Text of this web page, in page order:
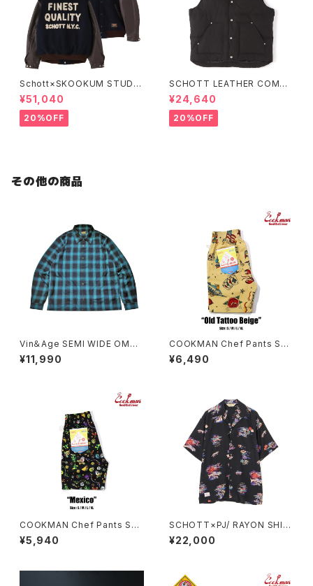
Schott×SKOOKUM STUDIU
M JACKET FINEST QUALIT
Y
¥51,040
20%OFF
SCHOTT LEATHER COMBI
DOWN VEST
¥24,640
20%OFF
その他の商品
Vin＆Age SEMI WIDE OMBR
E CHECK SHIRT
¥11,990
COOKMAN Chef Pants Sho
rt Old Tattoo Beige
¥6,490
COOKMAN Chef Pants Sho
rt Mexico
¥5,940
SCHOTT×PJ/ RAYON SHIR
T ALOHALAND
¥22,000